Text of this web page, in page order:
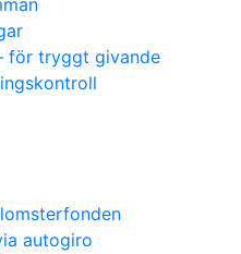
för tryggt givande
autogiro